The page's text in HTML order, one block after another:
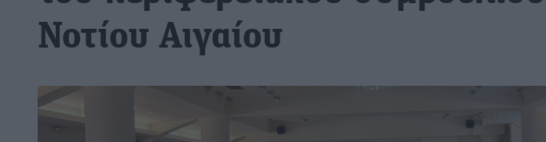
Νοτίου Αιγαίου